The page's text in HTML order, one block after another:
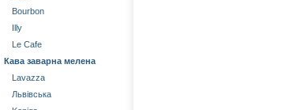
Bourbon
Illy
Le Cafe
Кава заварна мелена
Lavazza
Львівська